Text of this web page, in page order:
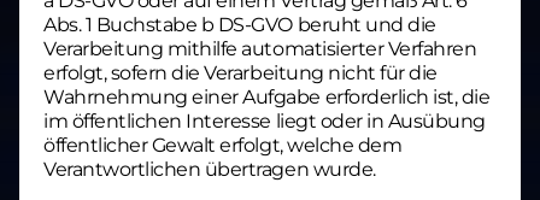
Abs. 1 Buchstabe b DS-GVO beruht und die
Verarbeitung mithilfe automatisierter Verfahren
erfolgt, sofern die Verarbeitung nicht für die
Wahrnehmung einer Aufgabe erforderlich ist, die
im öffentlichen Interesse liegt oder in Ausübung
öffentlicher Gewalt erfolgt, welche dem
Verantwortlichen übertragen wurde.